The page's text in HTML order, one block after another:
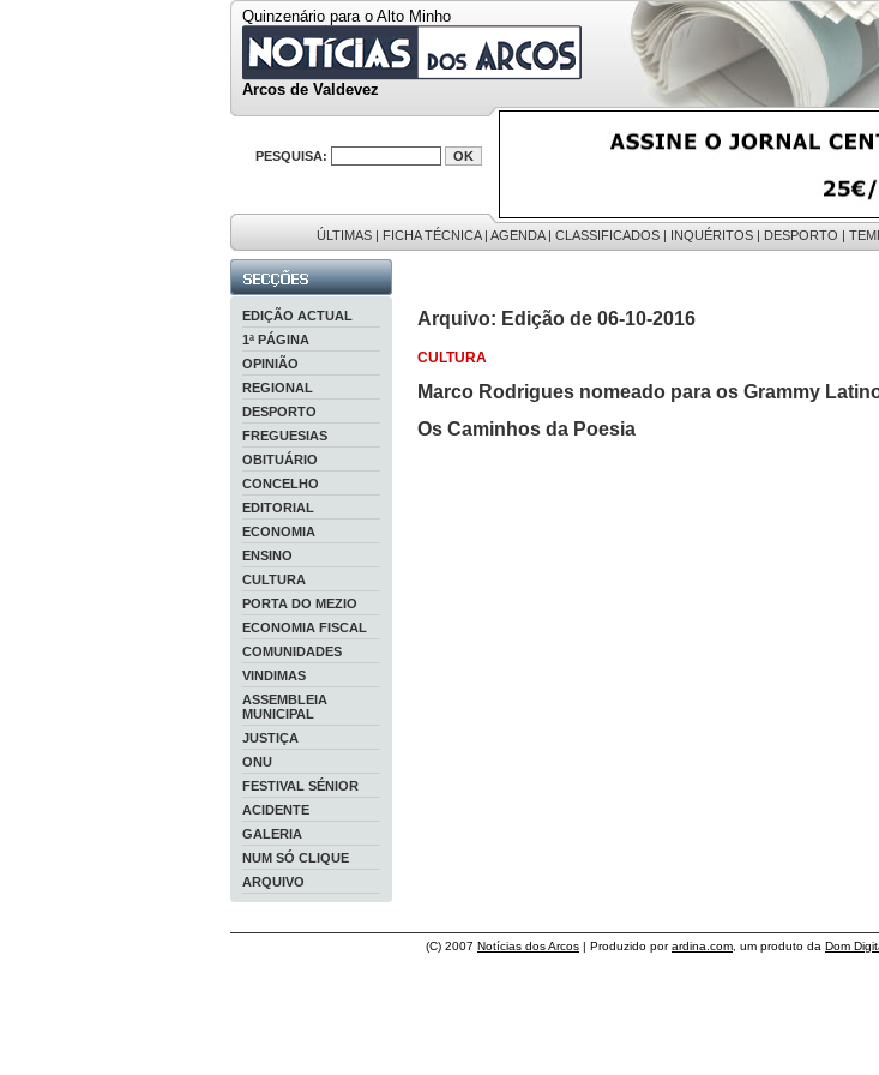
Quinzenário para o Alto Minho
Arcos de Valdevez
PESQUISA:
ÚLTIMAS | FICHA TÉCNICA| AGENDA| CLASSIFICADOS | INQUÉRITOS | DESPORTO |
EDIÇÃO ACTUAL
1ª PÁGINA
OPINIÃO
REGIONAL
DESPORTO
FREGUESIAS
OBITUÁRIO
CONCELHO
EDITORIAL
ECONOMIA
ENSINO
CULTURA
PORTA DO MEZIO
ECONOMIA FISCAL
COMUNIDADES
VINDIMAS
ASSEMBLEIA
MUNICIPAL
JUSTIÇA
ONU
FESTIVAL SÉNIOR
ACIDENTE
GALERIA
NUM SÓ CLIQUE
ARQUIVO
Arquivo: Edição de 06-10-2016
CULTURA
Marco Rodrigues nomeado para os Grammy
Os Caminhos da Poesia
(C) 2007 Notícias dos Arcos | Produzido porardina.com , um produto da Dom